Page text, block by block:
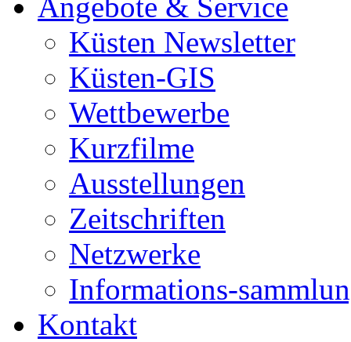
Küsten Newsletter
Küsten-GIS
Wettbewerbe
Kurzfilme
Ausstellungen
Zeitschriften
Netzwerke
Informations-
Kontakt